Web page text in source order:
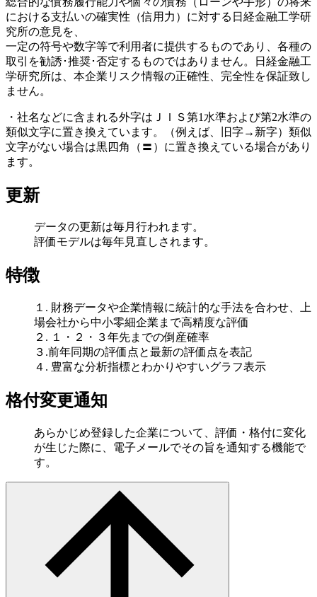
における支払いの確実性（信用力）に対する日経金融工学研
究所の意見を、
一定の符号や数字等で利用者に提供するものであり、各種の
取引を勧誘･推奨･否定するものではありません。日経金融工
学研究所は、本企業リスク情報の正確性、完全性を保証致し
ません。
・社名などに含まれる外字はＪＩＳ第1水準および第2水準の
類似文字に置き換えています。（例えば、旧字→新字）類似
文字がない場合は黒四角（〓）に置き換えている場合があり
ます。
更新
データの更新は毎月行われます。
評価モデルは毎年見直しされます。
特徴
１. 財務データや企業情報に統計的な手法を合わせ、上
場会社から中小零細企業まで高精度な評価
２. １・２・３年先までの倒産確率
３.前年同期の評価点と最新の評価点を表記
４. 豊富な分析指標とわかりやすいグラフ表示
格付変更通知
あらかじめ登録した企業について、評価・格付に変化
が生じた際に、電子メールでその旨を通知する機能で
す。